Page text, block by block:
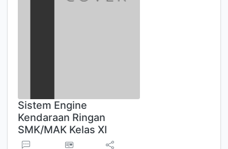
Sistem Engine
Kendaraan Ringan
SMK/MAK Kelas XI